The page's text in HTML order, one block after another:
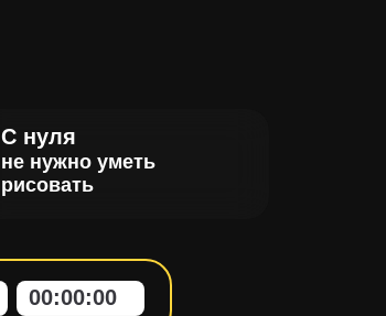
00:00:00
С нуля
не нужно уметь
рисовать